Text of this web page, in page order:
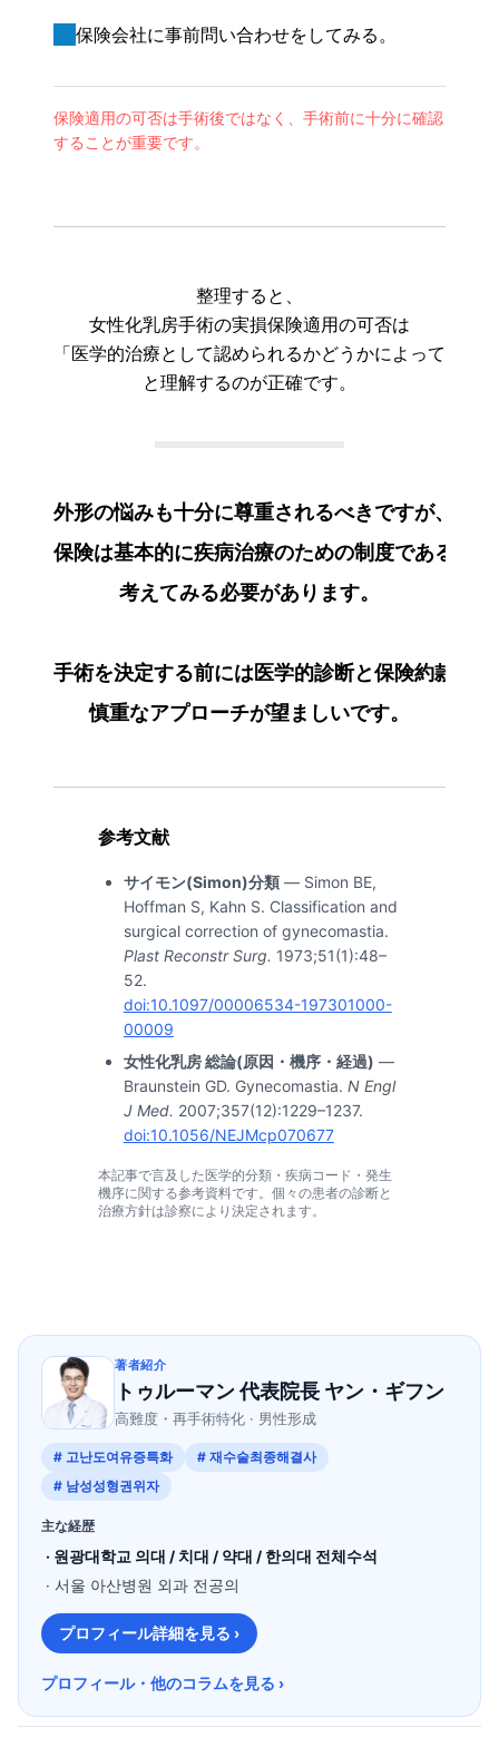
保険会社に事前問い合わせをしてみる。
保険適用の可否は手術後ではなく、手術前に十分に確認
することが重要です。
整理すると、
女性化乳房手術の実損保険適用の可否は
「医学的治療として認められるかどうかによって判断
と理解するのが正確です。
外形の悩みも十分に尊重されるべきですが、
保険は基本的に疾病治療のための制度であると
考えてみる必要があります。
手術を決定する前には医学的診断と保険約款を
慎重なアプローチが望ましいです。
参考文献
サイモン(Simon)分類— Simon BE,
Hoffman S, Kahn S. Classification and
surgical correction of gynecomastia.
Plast Reconstr Surg. 1973;51(1):48–
52.
doi:10.1097/00006534-197301000-
00009
女性化乳房 総論(原因・機序・経過) —
Braunstein GD. Gynecomastia. N Engl
J Med. 2007;357(12):1229–1237.
doi:10.1056/NEJMcp070677
本記事で言及した医学的分類・疾病コード・発生
機序に関する参考資料です。個々の患者の診断と
治療方針は診察により決定されます。
著者紹介
トゥルーマン 代表院長 ヤン・ギフン
高難度・再手術特化 · 男性形成
# 고난도여유증특화
# 재수술최종해결사
# 남성성형권위자
主な経歴
· 원광대학교 의대 / 치대 / 약대 / 한의대 전체수석
· 서울 아산병원 외과 전공의
プロフィール詳細を見る ›
プロフィール・他のコラムを見る ›